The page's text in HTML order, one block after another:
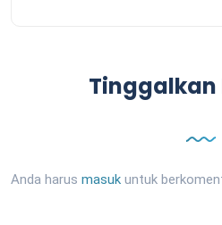
Tinggalkan
Anda harus masuk untuk